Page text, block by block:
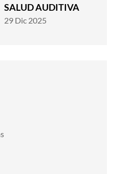
SALUD AUDITIVA
29 Dic 2025